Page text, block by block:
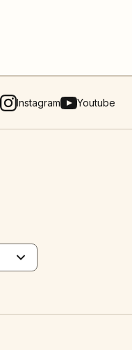
Instagram Youtube